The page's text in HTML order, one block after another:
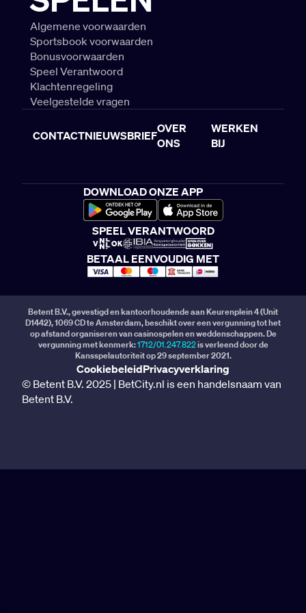
Algemene voorwaarden
Sportsbook voorwaarden
Bonusvoorwaarden
Speel Verantwoord
Klachtenregeling
Veelgestelde vragen
CONTACTNIEUWSBRIEF
OVER
ONS
WERKEN
BIJ
DOWNLOAD ONZE APP
SPEEL VERANTWOORD
BETAAL EENVOUDIG MET
Betent B.V., gevestigd en kantoorhoudende aan Keurenplein 4 (Unit
D1442), 1069 CD te Amsterdam, beschikt over een vergunning tot het
op afstand organiseren van casinospelen en weddenschappen. De
vergunning met kenmerk:1712/01.247.822is verleend door de
Kansspelautoriteit op 29 september 2021.
CookiebeleidPrivacyverklaring
© Betent B.V. 2025 | BetCity.nl is een handelsnaam van
Betent B.V.